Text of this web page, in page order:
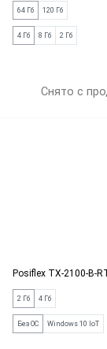
64 Гб 120 Гб
4 Гб 8 Гб 2 Гб
Снято с
Posiflex TX-2100-B-
2 Гб 4 Гб
Без ОС Windows 10 IoT